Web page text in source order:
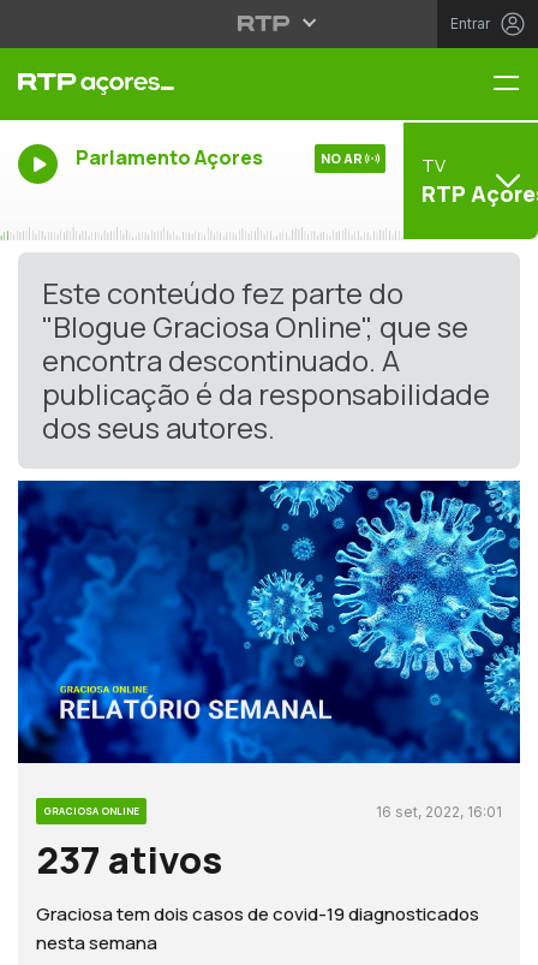
Entrar
Parlamento Açores NO AR TV
RTP
Este conteúdo fez parte do
"Blogue Graciosa Online", que se
encontra descontinuado. A
publicação é da responsabilidade
dos seus autores.
GRACIOSA ONLINE 16 set, 2022, 16:01
237 ativos
Graciosa tem dois casos de covid-19 diagnosticados
nesta semana